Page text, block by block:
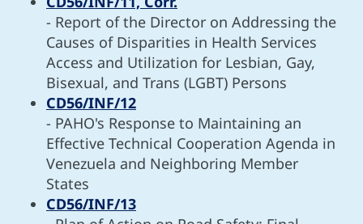
- Report of the Director on Addressing the
Causes of Disparities in Health Services
Access and Utilization for Lesbian, Gay,
Bisexual, and Trans (LGBT) Persons
CD56/INF/12
- PAHO's Response to Maintaining an
Effective Technical Cooperation Agenda in
Venezuela and Neighboring Member
States
CD56/INF/13